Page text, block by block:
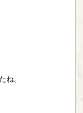
。